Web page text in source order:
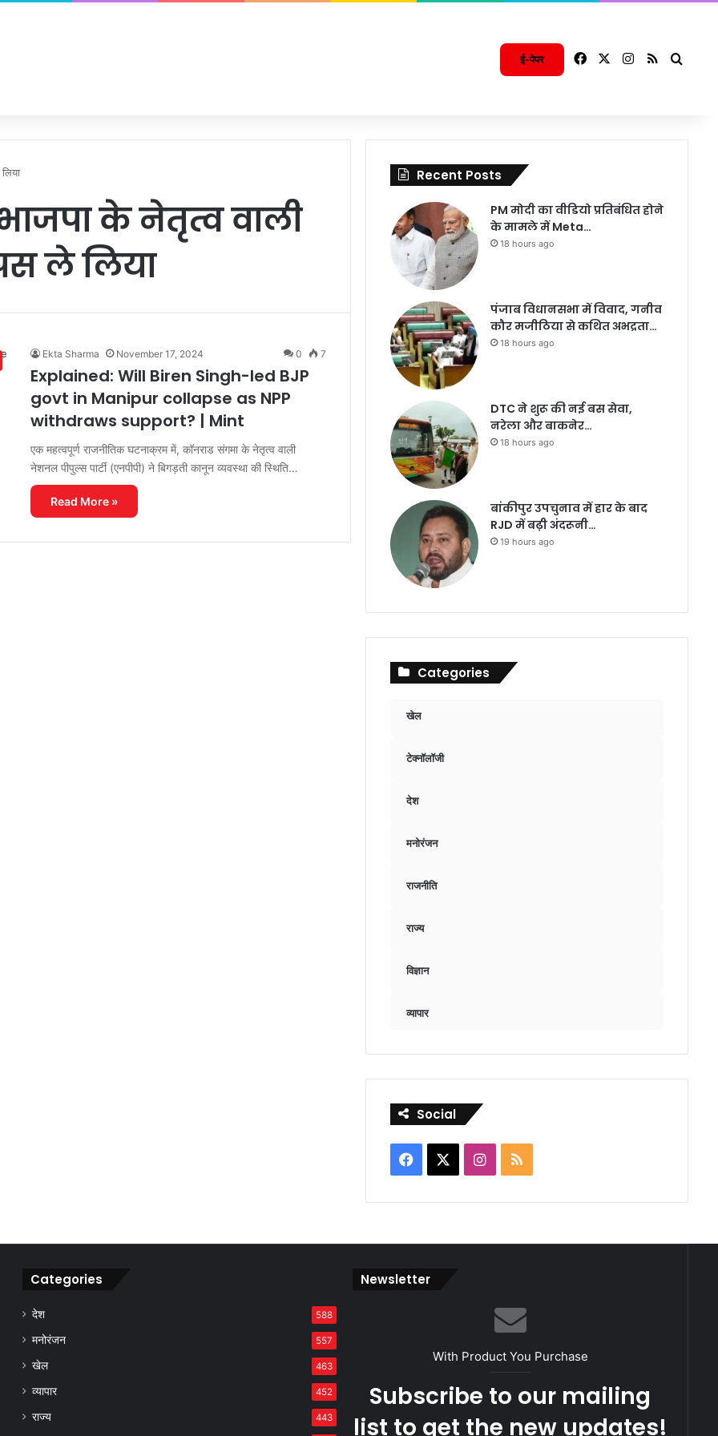
ई-पेपर FacebookInstagram
RSS
के नेतृत्व वाली
ले लिया
Ekta Sharma November 17, 2024 0 7
Explained: Will Biren Singh-led BJP
govt in Manipur collapse as NPP
withdraws support? | Mint
एक महत्वपूर्ण राजनीतिक घटनाक्रम में, कॉनराड संगमा के नेतृत्व वाली
नेशनल पीपुल्स पार्टी (एनपीपी) ने बिगड़ती कानून व्यवस्था की स्थिति…
Read More »
Recent Posts
PM मोदी का वीडियो प्रतिबंधित होने
के मामले में Meta…
18 hours ago
पंजाब विधानसभा में विवाद, गनीव
कौर मजीठिया से कथित अभद्रता…
18 hours ago
DTC ने शुरू की नई बस सेवा,
नरेला और बाकनेर…
18 hours ago
बांकीपुर उपचुनाव में हार के बाद
RJD में बढ़ी अंदरूनी…
19 hours ago
Categories
खेल
टेक्नॉलॉजी
देश
मनोरंजन
राजनीति
राज्य
विज्ञान
व्यापार
Social
Facebook Instagram
RSS
Categories
देश 588
मनोरंजन 557
खेल 463
व्यापार 452
राज्य 443
Newsletter
With Product You Purchase
Subscribe to our mailing
list to get the new updates!